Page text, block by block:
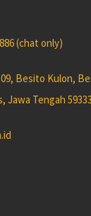
(chat only)
Besito Kulon,
Jawa Tengah 59333